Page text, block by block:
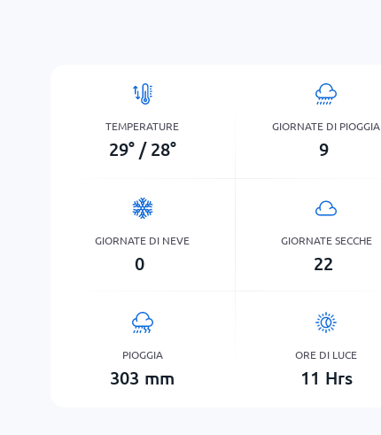
TEMPERATURE
29° / 28°
GIORNATE DI PIOGGIA
9
GIORNATE DI NEVE
0
GIORNATE SECCHE
22
PIOGGIA
303 mm
ORE DI LUCE
11 Hrs